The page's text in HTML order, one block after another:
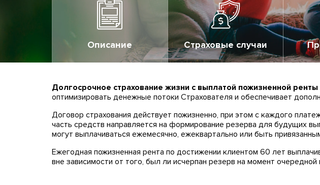
Описание Страховые случаи
Долгосрочное страхование жизни с выплатой пожизненной ренты
оптимизировать денежные потоки Страхователя и обеспечивает
Договор страхования действует пожизненно, при этом с каждого
часть средств направляется на формирование резерва для будущих
могут выплачиваться ежемесячно, ежеквартально или быть
Ежегодная пожизненная рента по достижении клиентом 60 лет
вне зависимости от того, был ли исчерпан резерв на момент очередной